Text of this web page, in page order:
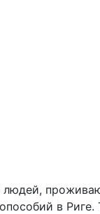
людей,
в